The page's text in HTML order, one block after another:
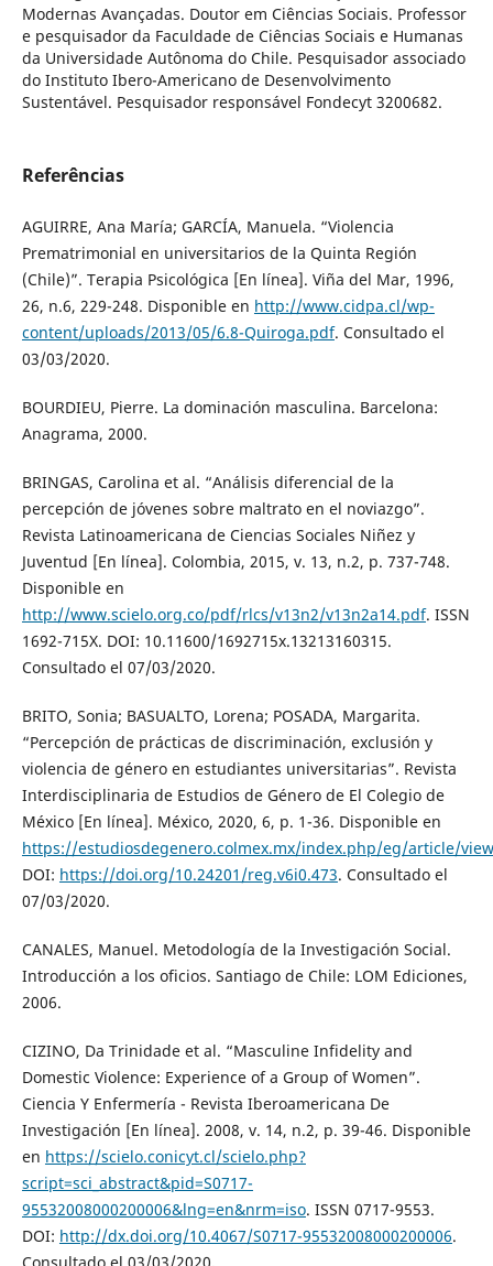
Modernas Avançadas. Doutor em Ciências Sociais. Professor
e pesquisador da Faculdade de Ciências Sociais e Humanas
da Universidade Autônoma do Chile. Pesquisador associado
do Instituto Ibero-Americano de Desenvolvimento
Sustentável. Pesquisador responsável Fondecyt 3200682.
Referências
AGUIRRE, Ana María; GARCÍA, Manuela. “Violencia
Prematrimonial en universitarios de la Quinta Región
(Chile)”. Terapia Psicológica [En línea]. Viña del Mar, 1996,
26, n.6, 229-248. Disponible en http://www.cidpa.cl/wp-
content/uploads/2013/05/6.8-Quiroga.pdf. Consultado el
03/03/2020.
BOURDIEU, Pierre. La dominación masculina. Barcelona:
Anagrama, 2000.
BRINGAS, Carolina et al. “Análisis diferencial de la
percepción de jóvenes sobre maltrato en el noviazgo”.
Revista Latinoamericana de Ciencias Sociales Niñez y
Juventud [En línea]. Colombia, 2015, v. 13, n.2, p. 737-748.
Disponible en
http://www.scielo.org.co/pdf/rlcs/v13n2/v13n2a14.pdf. ISSN
1692-715X. DOI: 10.11600/1692715x.13213160315.
Consultado el 07/03/2020.
BRITO, Sonia; BASUALTO, Lorena; POSADA, Margarita.
“Percepción de prácticas de discriminación, exclusión y
violencia de género en estudiantes universitarias”. Revista
Interdisciplinaria de Estudios de Género de El Colegio de
México [En línea]. México, 2020, 6, p. 1-36. Disponible en
https://estudiosdegenero.colmex.mx/index.php/eg/article/
DOI: https://doi.org/10.24201/reg.v6i0.473. Consultado el
07/03/2020.
CANALES, Manuel. Metodología de la Investigación Social.
Introducción a los oficios. Santiago de Chile: LOM Ediciones,
2006.
CIZINO, Da Trinidade et al. “Masculine Infidelity and
Domestic Violence: Experience of a Group of Women”.
Ciencia Y Enfermería - Revista Iberoamericana De
Investigación [En línea]. 2008, v. 14, n.2, p. 39-46. Disponible
en https://scielo.conicyt.cl/scielo.php?
script=sci_abstract&pid=S0717-
95532008000200006&lng=en&nrm=iso. ISSN 0717-9553.
DOI: http://dx.doi.org/10.4067/S0717-95532008000200006.
Consultado el 03/03/2020.